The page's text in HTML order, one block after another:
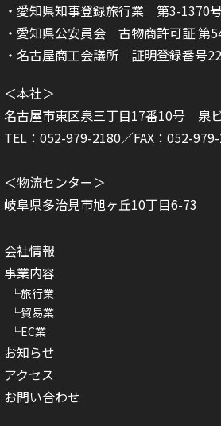
・愛知県知事登録旅行業 第3-1370
・愛知県公安員会 古物商許可証 第
・名古屋商工会議所 証明登録番号
＜本社＞
名古屋市東区泉三丁目17番10号 泉
TEL：052-979-2180／FAX：052-
＜物流センター＞
岐阜県多治見市旭ヶ丘10丁目6-73
会社情報
事業内容
旅行業
貿易業
EC業
お知らせ
アクセス
お問い合わせ